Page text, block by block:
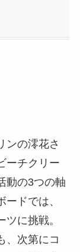
ンの澪花さ
ーチクリー
動の3つの軸
ドでは、
に挑戦。
、次第にコ